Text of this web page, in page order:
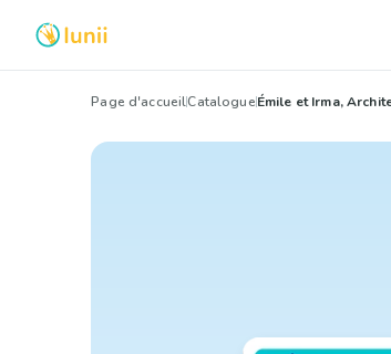
Page d'accueilCatalogueÉmile et Irma,